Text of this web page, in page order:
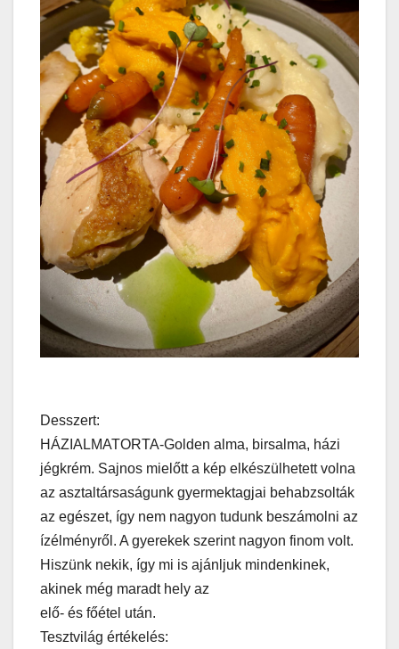
Desszert:
HÁZIALMATORTA-Golden alma, birsalma, házi
jégkrém. Sajnos mielőtt a kép elkészülhetett volna
az asztaltársaságunk gyermektagjai behabzsolták
az egészet, így nem nagyon tudunk beszámolni az
ízélményről. A gyerekek szerint nagyon finom volt.
Hiszünk nekik, így mi is ajánljuk mindenkinek,
akinek még maradt hely az
elő- és főétel után.
Tesztvilág értékelés: